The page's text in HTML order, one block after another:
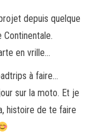
depuis quelque
Continentale.
en vrille…
à faire…
sur la moto. Et je
histoire de te faire